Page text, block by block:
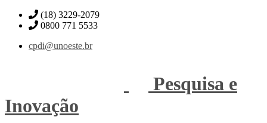
(18) 3229-2079
0800 771 5533
cpdi@unoeste.br
Pesquisa e
Inovação